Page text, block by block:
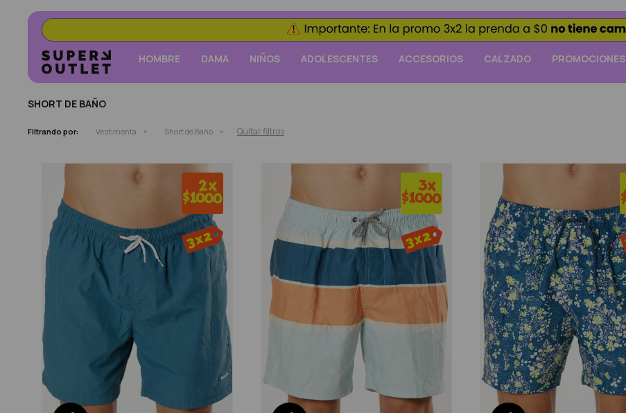
HOMBRE DAMA NIÑOS ADOLESCENTES ACCESORIOS CALZADO PROMOCIONES
SHORT DE BAÑO
Filtrando por: Vestimenta Short de Baño Quitar filtros